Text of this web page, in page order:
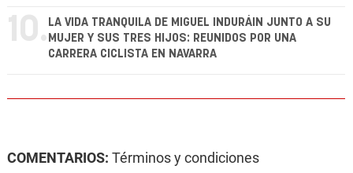
10. LA VIDA TRANQUILA DE MIGUEL INDURÁIN JUNTO A SU
MUJER Y SUS TRES HIJOS: REUNIDOS POR UNA
CARRERA CICLISTA EN NAVARRA
COMENTARIOS: Términos y condiciones